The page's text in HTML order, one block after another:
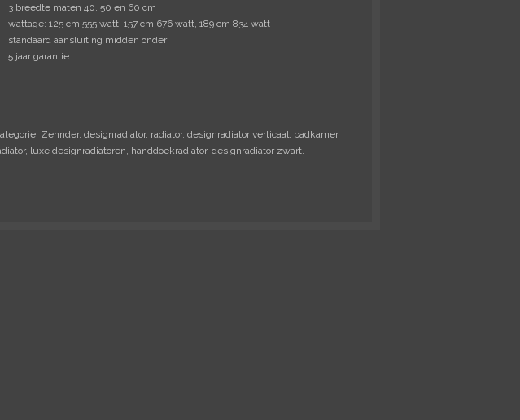
3 breedte maten 40, 50 en 60 cm
wattage: 125 cm 555 watt, 157 cm 676 watt, 189 cm 834 watt
standaard aansluiting midden onder
5 jaar garantie
Zehnder, designradiator, radiator, designradiator verticaal, badkamer
luxe designradiatoren, handdoekradiator, designradiator zwart.